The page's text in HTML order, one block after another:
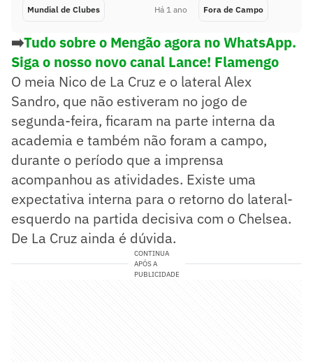
Mundial de Clubes Há 1 ano Fora de Campo
➡️Tudo sobre o Mengão agora no WhatsApp.
Siga o nosso novo canal Lance! Flamengo
O meia Nico de La Cruz e o lateral Alex
Sandro, que não estiveram no jogo de
segunda-feira, ficaram na parte interna da
academia e também não foram a campo,
durante o período que a imprensa
acompanhou as atividades. Existe uma
expectativa interna para o retorno do lateral-
esquerdo na partida decisiva com o Chelsea.
De La Cruz ainda é dúvida.
CONTINUA
APÓS A
PUBLICIDADE